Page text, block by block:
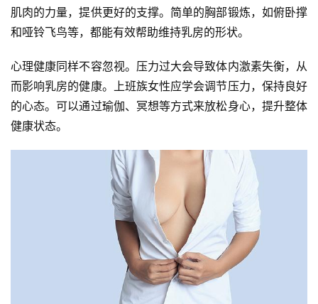
肌肉的力量，提供更好的支撑。简单的胸部锻炼，如俯卧撑
和哑铃飞鸟等，都能有效帮助维持乳房的形状。
心理健康同样不容忽视。压力过大会导致体内激素失衡，从
而影响乳房的健康。上班族女性应学会调节压力，保持良好
的心态。可以通过瑜伽、冥想等方式来放松身心，提升整体
健康状态。